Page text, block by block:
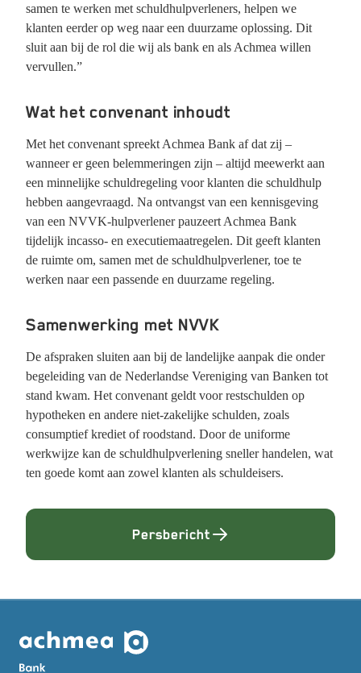
samen te werken met schuldhulpverleners, helpen we
klanten eerder op weg naar een duurzame oplossing. Dit
sluit aan bij de rol die wij als bank en als Achmea willen
vervullen.”
Wat het convenant inhoudt
Met het convenant spreekt Achmea Bank af dat zij –
wanneer er geen belemmeringen zijn – altijd meewerkt aan
een minnelijke schuldregeling voor klanten die schuldhulp
hebben aangevraagd. Na ontvangst van een kennisgeving
van een NVVK-hulpverlener pauzeert Achmea Bank
tijdelijk incasso- en executiemaatregelen. Dit geeft klanten
de ruimte om, samen met de schuldhulpverlener, toe te
werken naar een passende en duurzame regeling.
Samenwerking met NVVK
De afspraken sluiten aan bij de landelijke aanpak die onder
begeleiding van de Nederlandse Vereniging van Banken tot
stand kwam. Het convenant geldt voor restschulden op
hypotheken en andere niet-zakelijke schulden, zoals
consumptief krediet of roodstand. Door de uniforme
werkwijze kan de schuldhulpverlening sneller handelen, wat
ten goede komt aan zowel klanten als schuldeisers.
Persbericht